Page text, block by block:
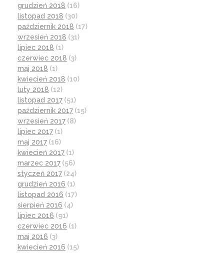
grudzień 2018 (16)
listopad 2018 (30)
październik 2018 (17)
wrzesień 2018 (31)
lipiec 2018 (1)
czerwiec 2018 (3)
maj 2018 (1)
kwiecień 2018 (10)
luty 2018 (12)
listopad 2017 (51)
październik 2017 (15)
wrzesień 2017 (8)
lipiec 2017 (1)
maj 2017 (16)
kwiecień 2017 (1)
marzec 2017 (56)
styczeń 2017 (24)
grudzień 2016 (1)
listopad 2016 (17)
sierpień 2016 (4)
lipiec 2016 (91)
czerwiec 2016 (1)
maj 2016 (3)
kwiecień 2016 (15)